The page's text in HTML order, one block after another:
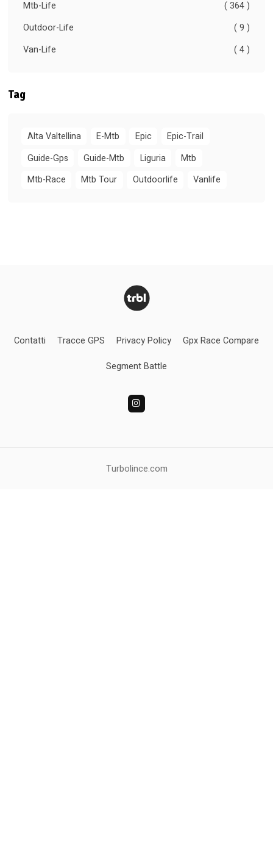
Mtb-Life
( 364 )
Outdoor-Life
( 9 )
Van-Life
( 4 )
Tag
Alta Valtellina E-Mtb Epic
Epic-Trail
Guide-Gps
Guide-Mtb Liguria
Mtb
Mtb-Race
Mtb Tour Outdoorlife Vanlife
Contatti Tracce GPS Privacy Policy Gpx Race Compare
Segment Battle
Turbolince.com